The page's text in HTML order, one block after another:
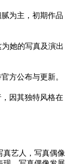
为主，初期作品
她的写真及演出
方公布与更新。
因其独特风格在
真艺人，写真偶像